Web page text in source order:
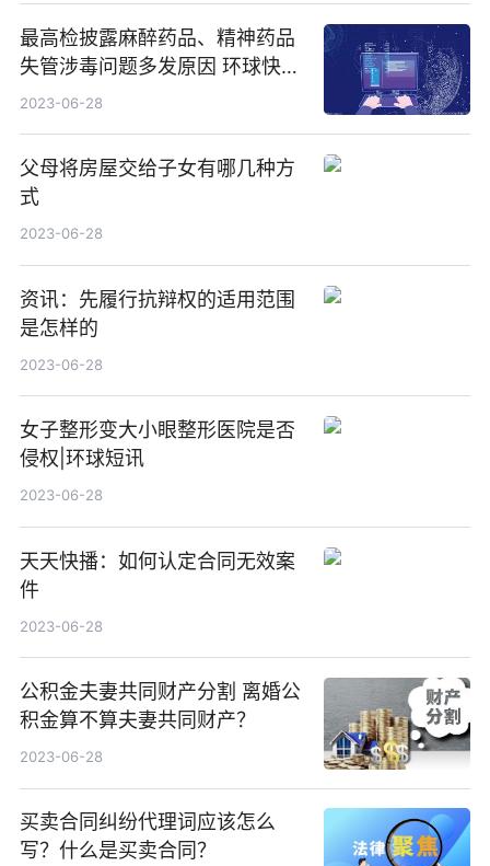
最高检披露麻醉药品、精神药品
失管涉毒问题多发原因 环球快资
讯
2023-06-28
父母将房屋交给子女有哪几种方
式
2023-06-28
资讯：先履行抗辩权的适用范围
是怎样的
2023-06-28
女子整形变大小眼整形医院是否
侵权|环球短讯
2023-06-28
天天快播：如何认定合同无效案
件
2023-06-28
公积金夫妻共同财产分割 离婚公
积金算不算夫妻共同财产？
2023-06-28
买卖合同纠纷代理词应该怎么
写？什么是买卖合同？